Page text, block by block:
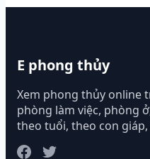
E phong thủy
Xem phong thủy online
phòng làm việc, phòng
theo tuổi, theo con